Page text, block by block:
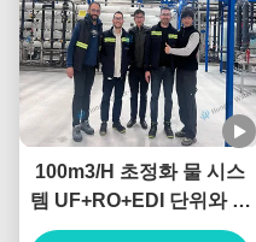
100m3/H 초정화 물 시스
템 UF+RO+EDI 단위와 함
께 산업용 물 정화기